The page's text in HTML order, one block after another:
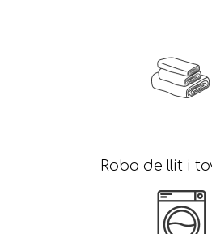
Roba de llit i